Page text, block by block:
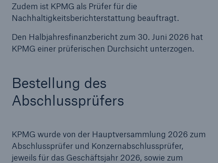
Zudem ist KPMG als Prüfer für die
Nachhaltigkeitsberichterstattung beauftragt.
Den Halbjahresfinanzbericht zum 30. Juni 2026 hat
KPMG einer prüferischen Durchsicht unterzogen.
Bestellung des
Abschlussprüfers
KPMG wurde von der Hauptversammlung 2026 zum
Abschlussprüfer und Konzernabschlussprüfer,
jeweils für das Geschäftsjahr 2026, sowie zum
Marine Trend Radar 2025